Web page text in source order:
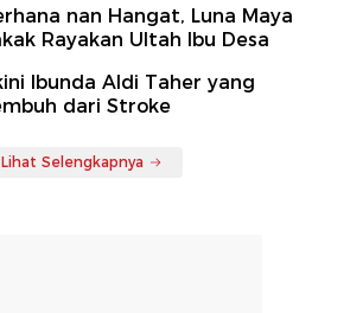
nan Hangat, Luna Maya
Rayakan Ultah Ibu Desa
Ibunda Aldi Taher yang
dari Stroke
Lihat Selengkapnya